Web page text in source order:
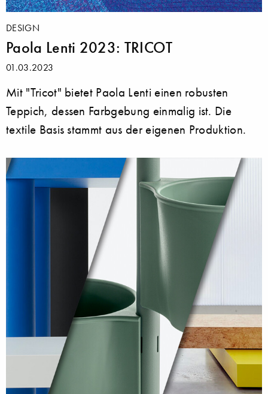
DESIGN
Paola Lenti 2023: TRICOT
01.03.2023
Mit "Tricot" bietet Paola Lenti einen robusten
Teppich, dessen Farbgebung einmalig ist. Die
textile Basis stammt aus der eigenen Produktion.